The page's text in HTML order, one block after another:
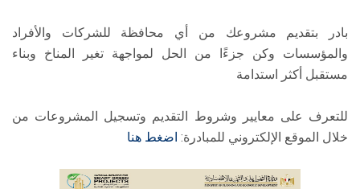
بادر بتقديم مشروعك من أي محافظة للشركات والأفراد
والمؤسسات وكن جزءًا من الحل لمواجهة تغير المناخ وبناء
مستقبل أكثر استدامة
للتعرف على معايير وشروط التقديم وتسجيل المشروعات من
خلال الموقع الإلكتروني للمبادرة: اضغط هنا